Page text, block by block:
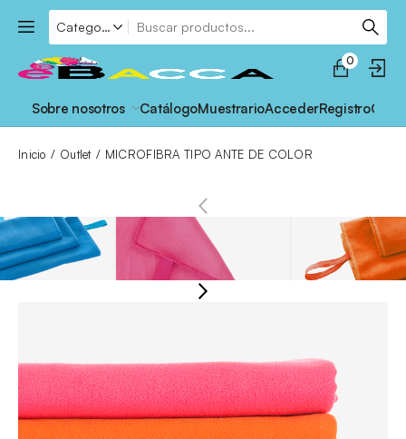
0
Sobre nosotros CatálogoMuestrarioAccederRegistro
Inicio Outlet MICROFIBRA TIPO ANTE DE COLOR